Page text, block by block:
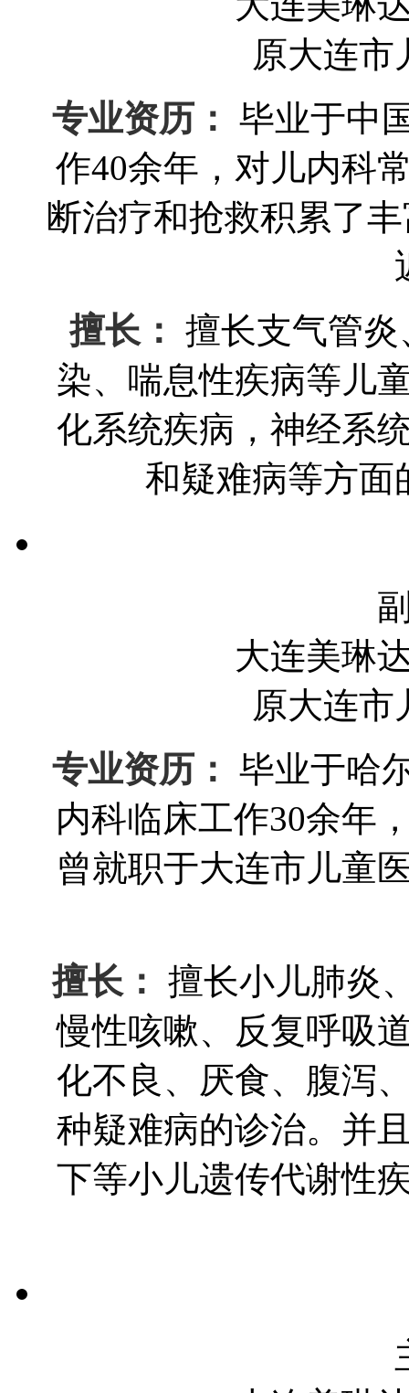
原大连市
专业资历： 毕业于中
作40余年，对儿内科
断治疗和抢救积累了
擅长： 擅长支气管
染、喘息性疾病等儿
化系统疾病，神经系
和疑难病等方面
大连美琳
原大连市
专业资历： 毕业于哈
内科临床工作30余年
曾就职于大连市儿童
擅长： 擅长小儿肺炎
慢性咳嗽、反复呼吸
化不良、厌食、腹泻
种疑难病的诊治。并
下等小儿遗传代谢性